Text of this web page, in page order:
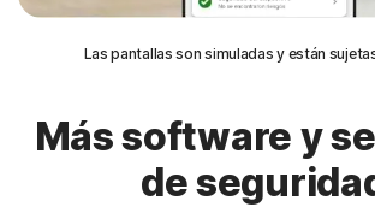
Las pantallas son simuladas y están
Más software y
de